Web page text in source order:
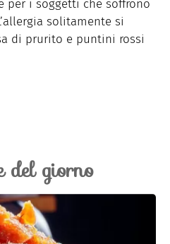
per i soggetti che soffrono
solitamente si
di prurito e puntini rossi
del giorno